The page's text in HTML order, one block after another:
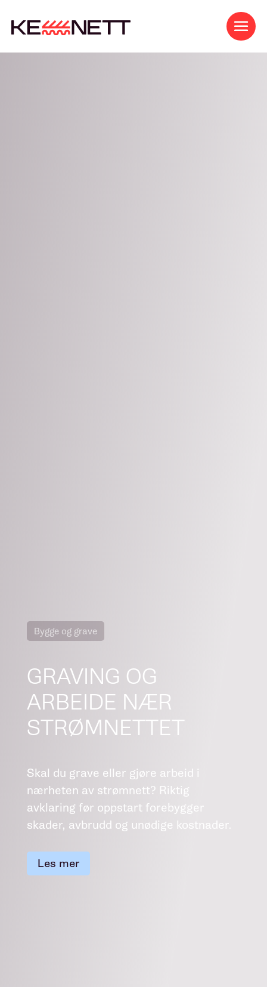
Bygge og grave
GRAVING OG
ARBEIDE NÆR
STRØMNETTET
Skal du grave eller gjøre arbeid i
nærheten av strømnett? Riktig
avklaring før oppstart forebygger
skader, avbrudd og unødige kostnader.
Les mer